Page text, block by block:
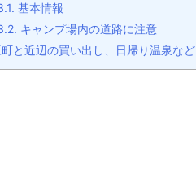
基本情報
キャンプ場内の道路に注意
と近辺の買い出し、日帰り温泉など